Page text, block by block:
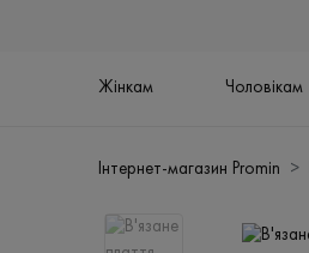
Жінкам Чоловікам
Інтернет-магазин Promin